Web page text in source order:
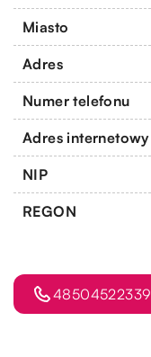
Miasto
Adres
Numer telefonu
Adres internetowy
NIP
REGON
48504522339